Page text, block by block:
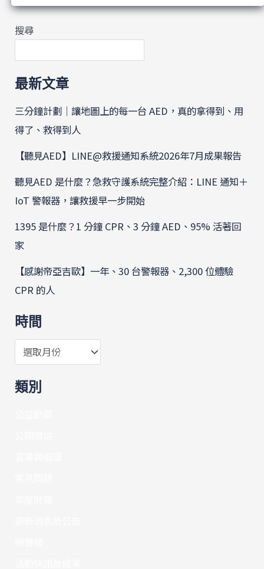
搜尋
最新文章
三分鐘計劃｜讓地圖上的每一台 AED，真的拿得到、用
得了、救得到人
【聽見AED】LINE@救援通知系統2026年7月成果報告
聽見AED 是什麼？急救守護系統完整介紹：LINE 通知＋
IoT 警報器，讓救援早一步開始
1395 是什麼？1 分鐘 CPR、3 分鐘 AED、95% 活著回
家
【感謝帝亞吉歐】一年、30 台警報器、2,300 位體驗
CPR 的人
時間
類別